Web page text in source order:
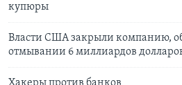
купюры
Власти США закрыли компанию,
отмывании 6 миллиардов